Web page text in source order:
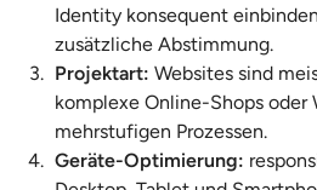
Identity konsequent
zusätzliche Abstimmung.
Projektart: Websites sind
komplexe Online-Shops oder
mehrstufigen Prozessen.
Geräte-Optimierung: